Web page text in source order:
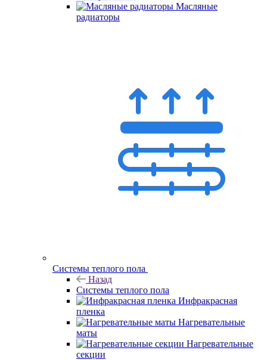
Масляные
радиаторы
Системы теплого пола
Назад
Системы теплого пола
Инфракрасная
пленка
Нагревательные
маты
Нагревательные
секции